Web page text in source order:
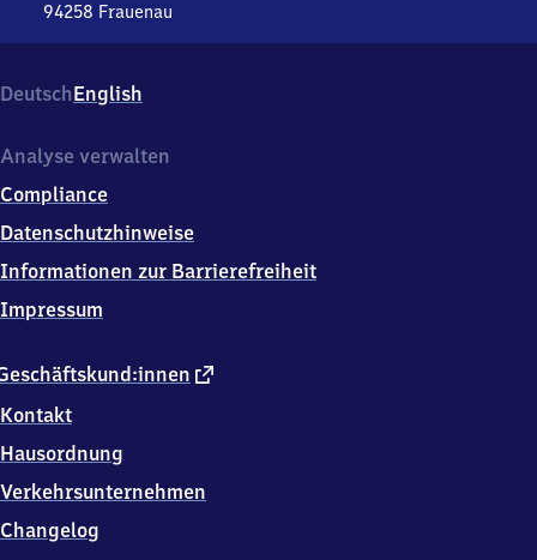
94258 Frauenau
6,
9
2
8
Frauenau
DeutschEnglish
externer
Kontakt
Hausordnung
Verkehrsunternehmen
Changelog
Analyse verwalten
Compliance
Datenschutzhinweise
Informationen zur Barrierefreiheit
Impressum